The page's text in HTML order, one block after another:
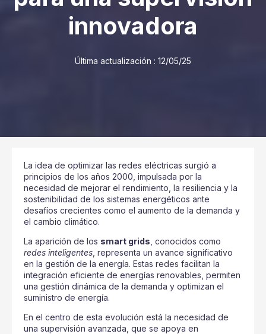
innovadora
Última actualización : 12/05/25
La idea de optimizar las redes eléctricas surgió a
principios de los años 2000, impulsada por la
necesidad de mejorar el rendimiento, la resiliencia y la
sostenibilidad de los sistemas energéticos ante
desafíos crecientes como el aumento de la demanda y
el cambio climático.
La aparición de los smart grids , conocidos como
redes inteligentes , representa un avance significativo
en la gestión de la energía. Estas redes facilitan la
integración eficiente de energías renovables, permiten
una gestión dinámica de la demanda y optimizan el
suministro de energía.
En el centro de esta evolución está la necesidad de
una supervisión avanzada, que se apoya en